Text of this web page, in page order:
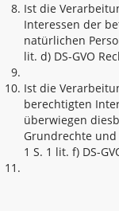
Ist die
Interessen der
natürlichen
lit. d) DS-GVO
Ist die
berechtigten
überwiegen
Grundrechte
1 S. 1 lit. f) DS-